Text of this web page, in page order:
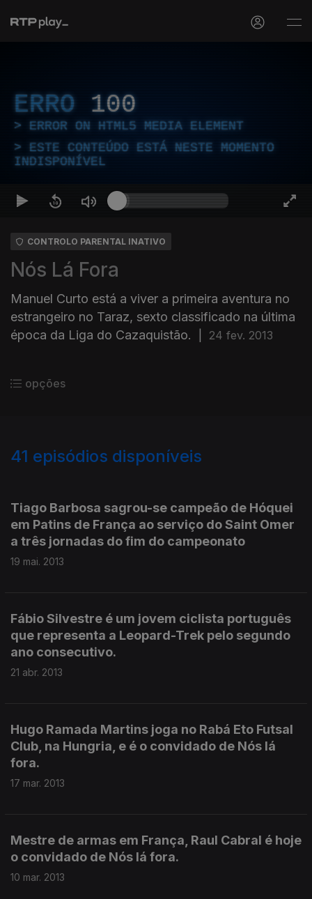
ERRO 100
ERROR ON HTML5 MEDIA ELEMENT
ESTE CONTEÚDO ESTÁ NESTE MOMENTO
INDISPONÍVEL
CONTROLO PARENTAL INATIVO
Nós Lá Fora
Manuel Curto está a viver a primeira aventura no
estrangeiro no Taraz, sexto classificado na última
época da Liga do Cazaquistão.
24 fev. 2013
opções
41 episódios disponíveis
Tiago Barbosa sagrou-se campeão de Hóquei
em Patins de França ao serviço do Saint Omer
a três jornadas do fim do campeonato
19 mai. 2013
Fábio Silvestre é um jovem ciclista português
que representa a Leopard-Trek pelo segundo
ano consecutivo.
21 abr. 2013
Hugo Ramada Martins joga no Rabá Eto Futsal
Club, na Hungria, e é o convidado de Nós lá
fora.
17 mar. 2013
Mestre de armas em França, Raul Cabral é hoje
o convidado de Nós lá fora.
10 mar. 2013